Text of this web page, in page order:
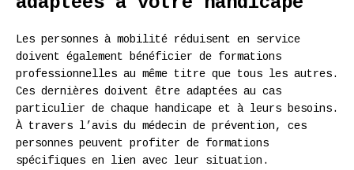
Les personnes à mobilité réduisent en service
doivent également bénéficier de formations
professionnelles au même titre que tous les autres.
Ces dernières doivent être adaptées au cas
particulier de chaque handicape et à leurs besoins.
À travers l’avis du médecin de prévention, ces
personnes peuvent profiter de formations
spécifiques en lien avec leur situation.